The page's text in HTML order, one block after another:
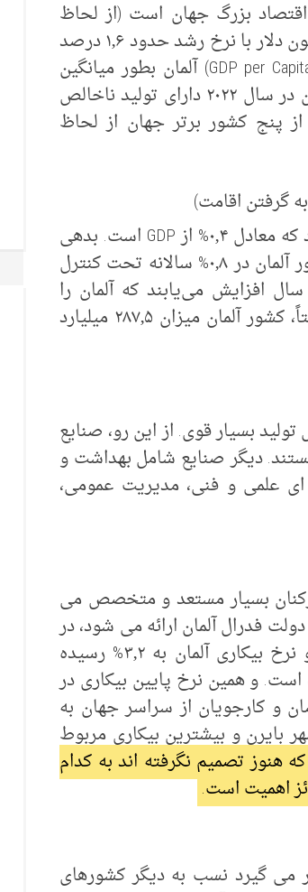
اقتصاد بزرگ جهان است (از لحاظ
آلمان معادل ۲٫۸۶ تریلیون دلار با نرخ رشد حدود ۱٫۶ درصد
(GDP per Capita) آلمان بطور میانگین
معادل ۴۵,۹۰۰ دلار است. لازم به ذکر است که آلمان در سال ۲۰۲۲ دارای تولید ناخالص
و یکی از پنج کشور برتر جهان از لحاظ
گرفتن اقامت)
آلمان ۲۰ میلیارد دلار درآمد مازاد بر مخارجش دارد که معادل ۰٫۴% از GDP است. بدهی
عمومی آلمان ۷۴٫۷ درصد از GDP بوده و تورم کشور آلمان در ۰٫۸% سالانه تحت کنترل
آلمان طبق پیش بینی ۴% در سال افزایش می‌یابند که آلمان را
سومین صادر کننده برتر جهان می‌سازد. و مطابقتاً، کشور آلمان میزان ۲۸۷٫۵ میلیارد
بسیار قوی. از این رو، صنایع
دیگر صنایع شامل بهداشت و
علمی و فنی، مدیریت عمومی،
بسیار مستعد و متخصص می
فدرال آلمان ارائه می شود، در
سال ۲۰۱۹ تقریباً ۴۲٫۳۲ میلیون نفر شاغل بوده و نرخ بیکاری آلمان به ۳٫۲% رسیده
خیلی بهتر شده است. و همین نرخ پایین بیکاری در
و کارجویان از سراسر جهان به
بایرن و بیشترین بیکاری مربوط
هنوز تصمیم نگرفته اند به کدام
اهمیت است.
می گیرد نسب به دیگر کشورهای